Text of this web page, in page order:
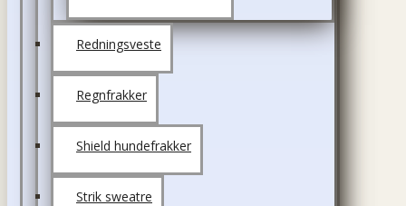
Redningsveste
Regnfrakker
Shield hundefrakker
Strik sweatre